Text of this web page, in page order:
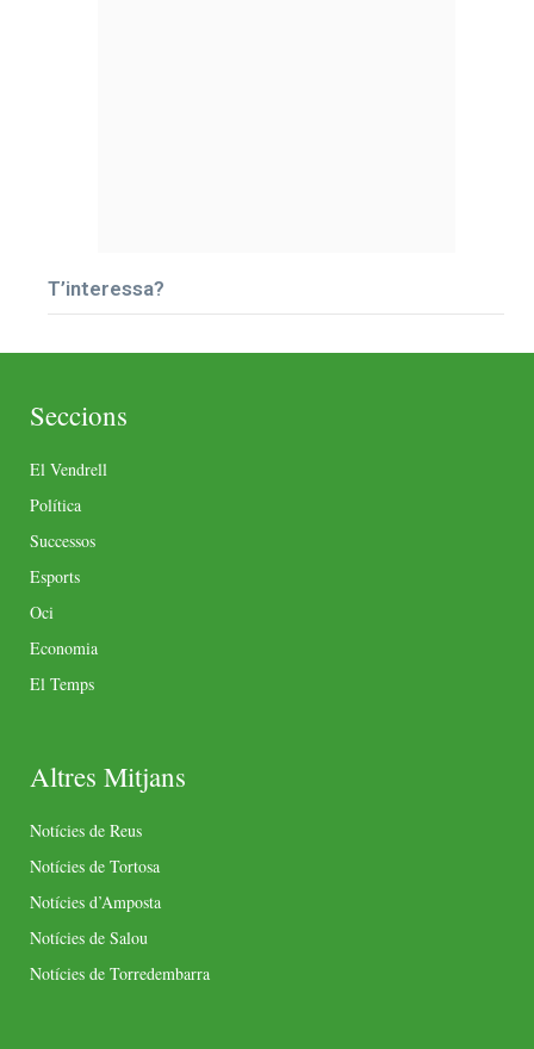
T’interessa?
Seccions
El Vendrell
Política
Successos
Esports
Oci
Economia
El Temps
Altres Mitjans
Notícies de Reus
Notícies de Tortosa
Notícies d’Amposta
Notícies de Salou
Notícies de Torredembarra